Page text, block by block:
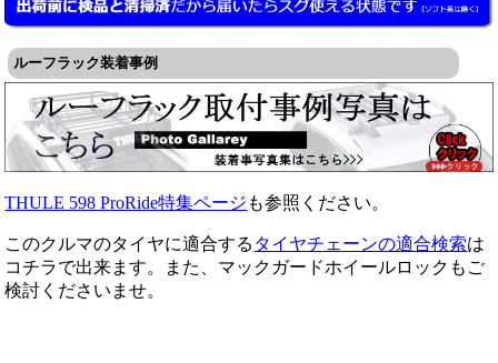
ルーフラック装着事例
THULE 598 ProRide特集ページ も参照ください。
このクルマのタイヤに適合する タイヤチェーンの適合検索は
コチラで出来ます。また、マックガードホイールロックもご
検討くださいませ。